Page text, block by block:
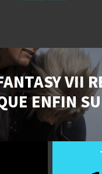
VII
ENFIN